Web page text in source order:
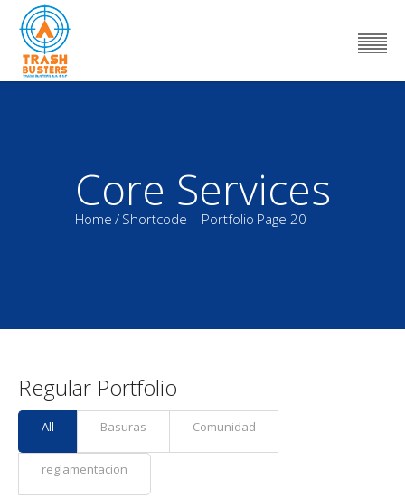
Core Services
Home / Shortcode – Portfolio Page 20
Regular Portfolio
All Basuras Comunidad
reglamentacion